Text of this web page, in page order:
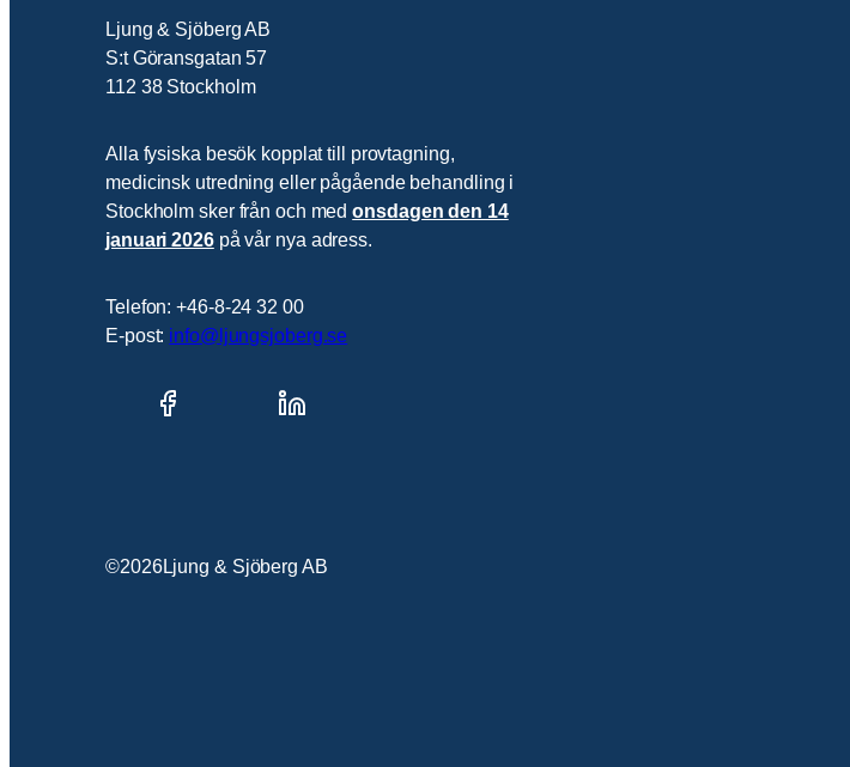
Ljung & Sjöberg AB
S:t Göransgatan 57
112 38 Stockholm
Alla fysiska besök kopplat till provtagning,
medicinsk utredning eller pågående behandling i
Stockholm sker från och medonsdagen den 14
januari 2026på vår nya adress.
Telefon: +46-8-24 32 00
E-post: info@ljungsjoberg.se
©2026Ljung & Sjöberg AB